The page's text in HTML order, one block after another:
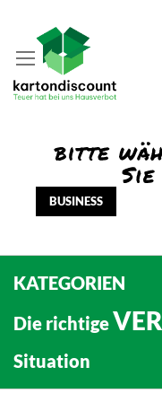
BUSINESS
KATEGORIEN
Die richtige
Situation